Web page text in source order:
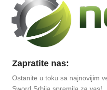
Zapratite nas:
Ostanite u toku sa najnovijim